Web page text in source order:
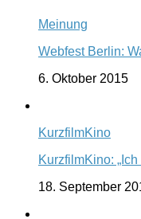
Meinung
Webfest Berlin:
6. Oktober 2015
KurzfilmKino
KurzfilmKino:
18. September